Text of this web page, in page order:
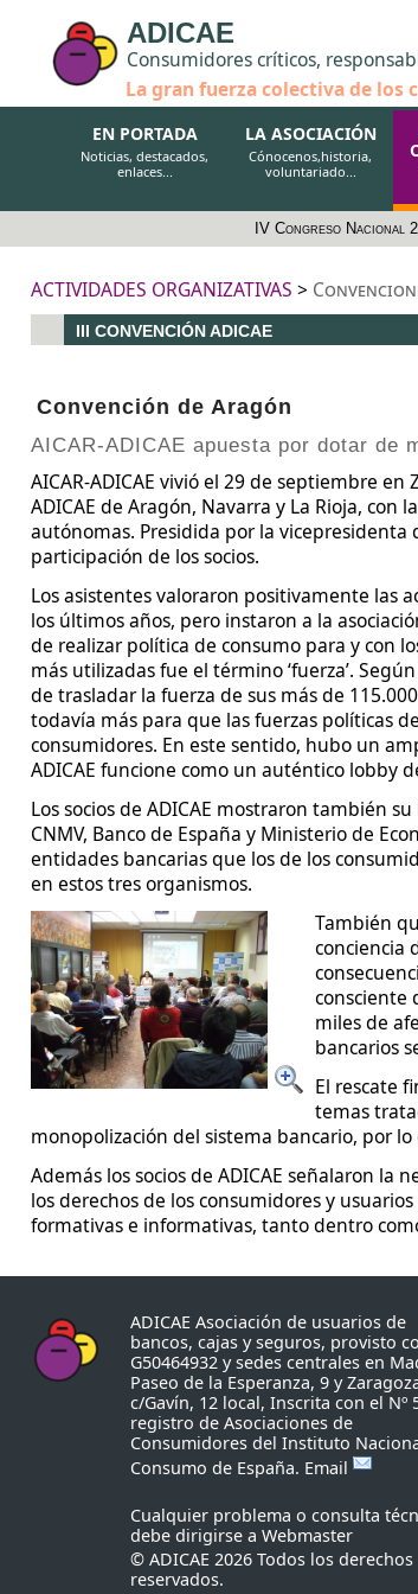
ADICAE
Consumidores críticos,
La gran fuerza colectiva de los
EN PORTADA
Noticias, destacados,
enlaces...
LA ASOCIACIÓN
Cónocenos,historia,
voluntariado...
IV Congreso Nacional
ACTIVIDADES ORGANIZATIVAS >
III CONVENCIÓN ADICAE
Convención de Aragón
AICAR-ADICAE apuesta por dotar de
AICAR-ADICAE vivió el 29 de septiembre
ADICAE de Aragón, Navarra y La Rioja, con
autónomas. Presidida por la vicepresidenta
participación de los socios.
Los asistentes valoraron positivamente las
los últimos años, pero instaron a la
de realizar política de consumo para y con
más utilizadas fue el término ‘fuerza’.
de trasladar la fuerza de sus más de
todavía más para que las fuerzas políticas
consumidores. En este sentido, hubo un
ADICAE funcione como un auténtico lobby
Los socios de ADICAE mostraron también
CNMV, Banco de España y Ministerio de
entidades bancarias que los de los
en estos tres organismos.
También
conciencia
consciente
miles de
bancarios
El rescate
temas
monopolización del sistema bancario, por
Además los socios de ADICAE señalaron la
los derechos de los consumidores y
formativas e informativas, tanto dentro
ADICAE Asociación de usuarios de
bancos, cajas y seguros, provisto
G50464932 y sedes centrales en
Paseo de la Esperanza, 9 y
c/Gavín, 12 local, Inscrita con el Nº
registro de Asociaciones de
Consumidores del Instituto
Consumo de España. Email
Cualquier problema o consulta
debe dirigirse a Webmaster
© ADICAE 2026 Todos los derechos
reservados.